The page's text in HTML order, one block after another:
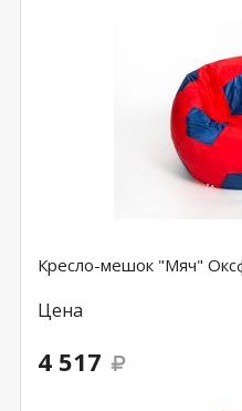
Кресло-мешок "Мяч"
Цена
4 517